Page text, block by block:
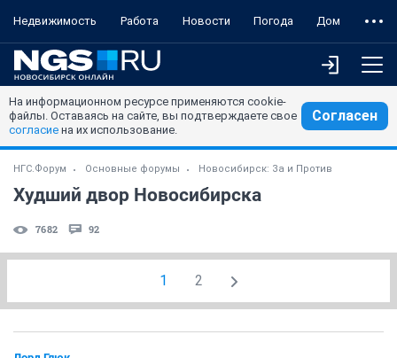
Недвижимость Работа Новости Погода Дом
На информационном ресурсе применяются cookie-
файлы. Оставаясь на сайте, вы подтверждаете свое
согласие на их использование.
Согласен
НГС.Форум Основные форумы Новосибирск: За и Против
Худший двор Новосибирска
7682 92
1 2